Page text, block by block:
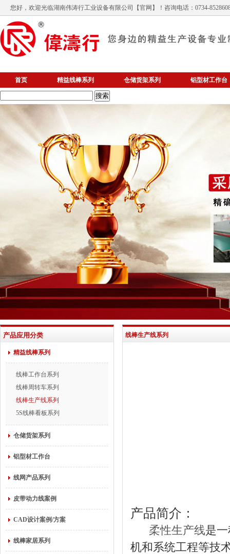
您好，欢迎光临湖南伟涛行工业设备有限公司 【官网】！咨询电话：0734-
首页 精益线棒系列 仓储货架系列 铝型材工作台
产品应用分类
精益线棒系列
线棒工作台系列
线棒周转车系列
线棒生产线系列
5S线棒看板系列
仓储货架系列
铝型材工作台
线网产品系列
皮带动力线案例
CAD设计案例/方案
线棒家居系列
线棒生产线系列
产品简介：
柔性生产线是
机和系统工程等技